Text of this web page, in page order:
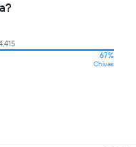
67%
Chivas